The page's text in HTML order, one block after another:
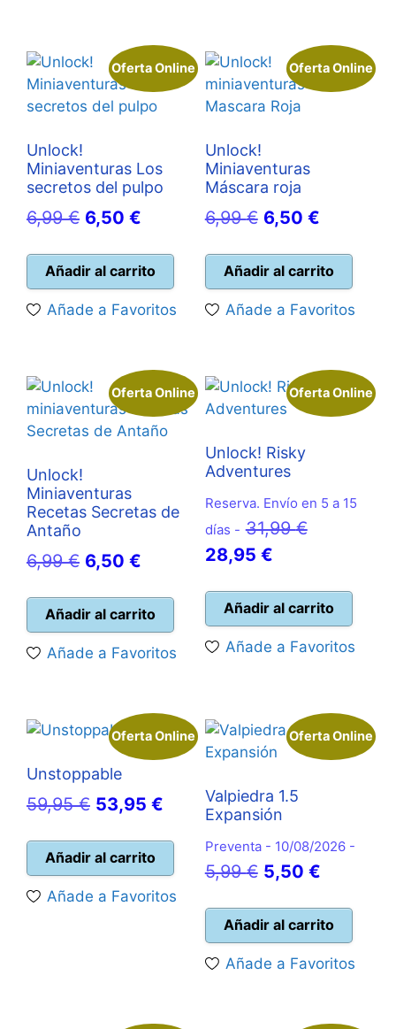
Oferta Online
Unlock!
Miniaventuras Los
secretos del pulpo
6,99€ El
original
era:
6,99 €.
6,50 €
actual
es:
6,50 €.
Añadir al carrito
Añade a Favoritos
Oferta Online
Unlock!
Miniaventuras
Máscara roja
6,99€ El
original
era:
6,99 €.
6,50 €El
actual
es:
6,50 €.
Añadir al carrito
Añade a Favoritos
Oferta Online
Unlock!
Miniaventuras
Recetas Secretas de
Antaño
6,99€ El
original
era:
6,99 €.
6,50 €
actual
es:
6,50 €.
Añadir al carrito
Añade a Favoritos
Oferta Online
Unlock! Risky
Adventures
Reserva. Envío en 5 a 15
días - 31,99€El
era:
31,99 €.
28,95 €El
actual
es:
28,95 €.
Añadir al carrito
Añade a Favoritos
Oferta Online
Unstoppable
59,95€ El
original
era:
59,95 €.
53,95 €
actual
es:
53,95 €.
Añadir al carrito
Añade a Favoritos
Oferta Online
Valpiedra 1.5
Expansión
Preventa - 10/08/2026 -
5,99€ El
original
era:
5,99 €.
5,50 €El
actual
es:
5,50 €.
Añadir al carrito
Añade a Favoritos